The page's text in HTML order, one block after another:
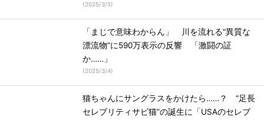
(2025/3/5)
「まじで意味わからん」 川を流れる“異質な
漂流物”に590万表示の反響 「激闘の証
か……」
(2025/3/4)
猫ちゃんにサングラスをかけたら……？ “足長
セレブリティサビ猫”の誕生に「USAのセレブ